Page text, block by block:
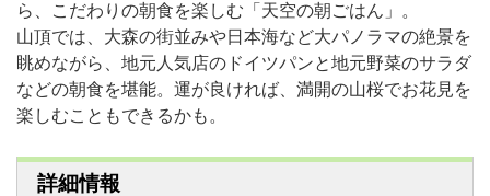
ら、こだわりの朝食を楽しむ「天空の朝ごはん」。
山頂では、大森の街並みや日本海など大パノラマの絶景を
眺めながら、地元人気店のドイツパンと地元野菜のサラダ
などの朝食を堪能。運が良ければ、満開の山桜でお花見を
楽しむこともできるかも。
詳細情報